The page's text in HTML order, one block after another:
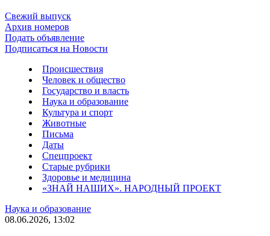
Свежий выпуск
Архив номеров
Подать объявление
Подписаться на Новости
Происшествия
Человек и общество
Государство и власть
Наука и образование
Культура и спорт
Животные
Письма
Даты
Спецпроект
Старые рубрики
Здоровье и медицина
«ЗНАЙ НАШИХ». НАРОДНЫЙ ПРОЕКТ
Наука и образование
08.06.2026, 13:02